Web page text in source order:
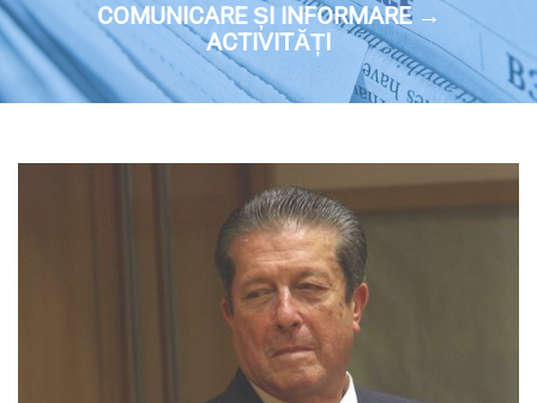
COMUNICARE ȘI INFORMARE →
ACTIVITĂȚI